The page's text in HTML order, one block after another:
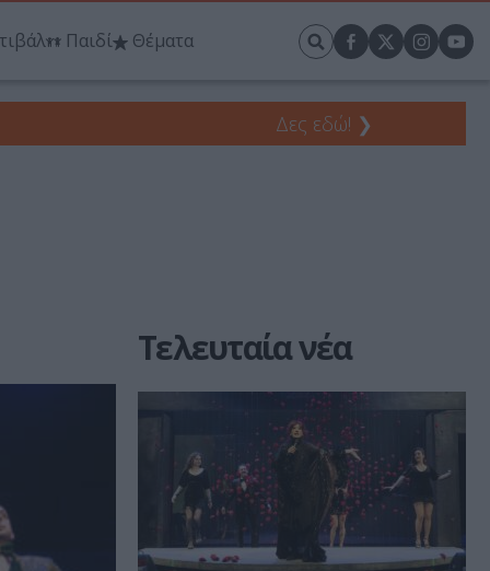
Παιδί Θέματα
Δες εδώ! ❯
Τελευταία νέα